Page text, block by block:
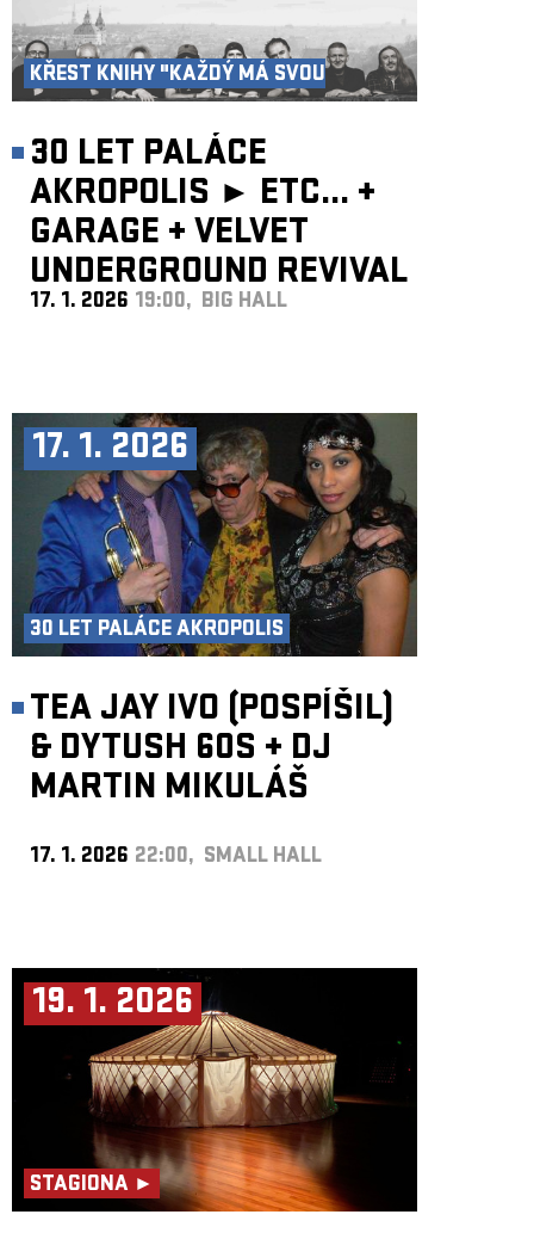
KŘEST KNIHY "KAŽDÝ MÁ SVOU
30 LET PALÁCE
AKROPOLIS ► ETC... +
GARAGE + VELVET
UNDERGROUND REVIVAL
BAND
17. 1. 2026 19:00, BIG HALL
17. 1. 2026
30 LET PALÁCE AKROPOLIS
TEA JAY IVO (POSPÍŠIL)
& DYTUSH 60S + DJ
MARTIN MIKULÁŠ
17. 1. 2026 22:00, SMALL HALL
19. 1. 2026
STAGIONA ►